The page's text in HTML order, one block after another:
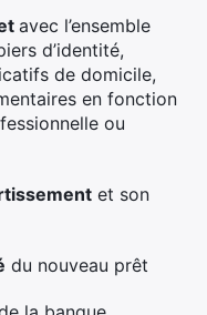
avec l’ensemble
d’identité,
de domicile,
en fonction
ou
et son
du nouveau prêt